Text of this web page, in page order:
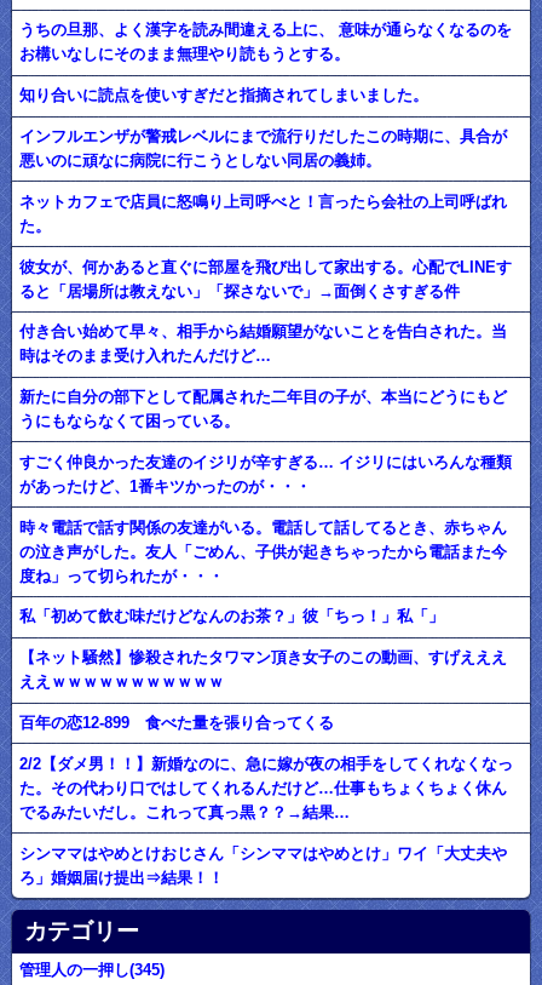
うちの旦那、よく漢字を読み間違える上に、 意味が通らなくなるのを
お構いなしにそのまま無理やり読もうとする。
知り合いに読点を使いすぎだと指摘されてしまいました。
インフルエンザが警戒レベルにまで流行りだしたこの時期に、具合が
悪いのに頑なに病院に行こうとしない同居の義姉。
ネットカフェで店員に怒鳴り上司呼べと！言ったら会社の上司呼ばれ
た。
彼女が、何かあると直ぐに部屋を飛び出して家出する。心配でLINEす
ると「居場所は教えない」「探さないで」→面倒くさすぎる件
付き合い始めて早々、相手から結婚願望がないことを告白された。当
時はそのまま受け入れたんだけど…
新たに自分の部下として配属された二年目の子が、本当にどうにもど
うにもならなくて困っている。
すごく仲良かった友達のイジリが辛すぎる… イジリにはいろんな種類
があったけど、1番キツかったのが・・・
時々電話で話す関係の友達がいる。電話して話してるとき、赤ちゃん
の泣き声がした。友人「ごめん、子供が起きちゃったから電話また今
度ね」って切られたが・・・
私「初めて飲む味だけどなんのお茶？」彼「ちっ！」私「」
【ネット騒然】惨殺されたタワマン頂き女子のこの動画、すげえええ
ええｗｗｗｗｗｗｗｗｗｗｗ
百年の恋12-899 食べた量を張り合ってくる
2/2【ダメ男！！】新婚なのに、急に嫁が夜の相手をしてくれなくなっ
た。その代わり口ではしてくれるんだけど…仕事もちょくちょく休ん
でるみたいだし。これって真っ黒？？→結果…
シンママはやめとけおじさん「シンママはやめとけ」ワイ「大丈夫や
ろ」婚姻届け提出⇒結果！！
カテゴリー
管理人の一押し(345)